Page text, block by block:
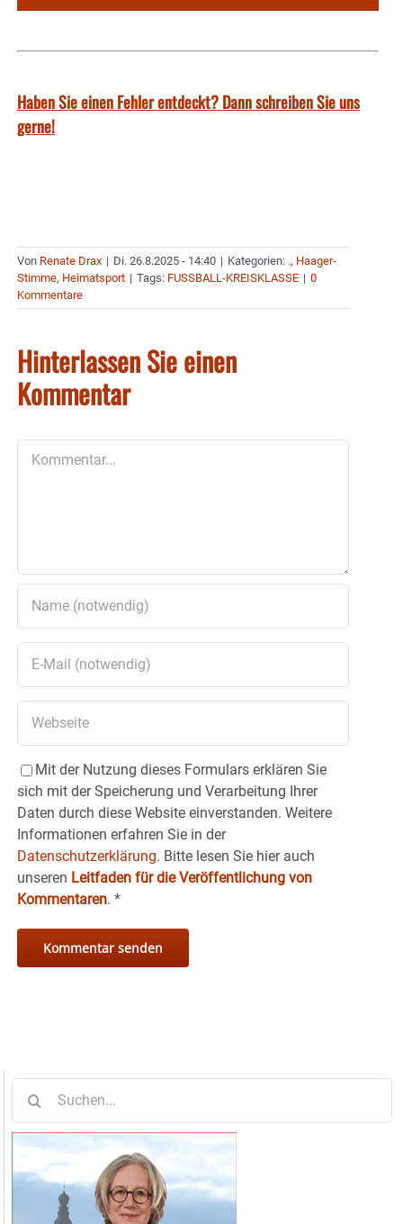
Haben Sie einen Fehler entdeckt? Dann schreiben Sie uns
gerne!
Von Renate Drax | Di. 26.8.2025 - 14:40 | Kategorien: ., Haager-
Stimme, Heimatsport | Tags: FUSSBALL-KREISKLASSE | 0
Kommentare
Hinterlassen Sie einen
Kommentar
Mit der Nutzung dieses Formulars erklären Sie
sich mit der Speicherung und Verarbeitung Ihrer
Daten durch diese Website einverstanden. Weitere
Informationen erfahren Sie in der
Datenschutzerklärung. Bitte lesen Sie hier auch
unseren Leitfaden für die Veröffentlichung von
Kommentaren. *
nach: